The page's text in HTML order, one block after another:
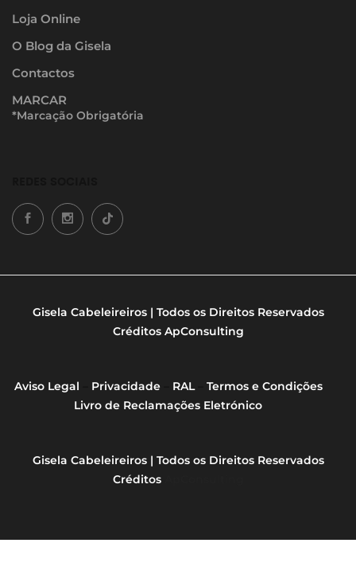
Loja Online
O Blog da Gisela
Contactos
MARCAR
*Marcação Obrigatória
Gisela Cabeleireiros | Todos os Direitos Reservados
Créditos ApConsulting
Aviso Legal Privacidade– RAL– Termos e Condições
Livro de Reclamações Eletrónico
Gisela Cabeleireiros | Todos os Direitos Reservados
Créditos